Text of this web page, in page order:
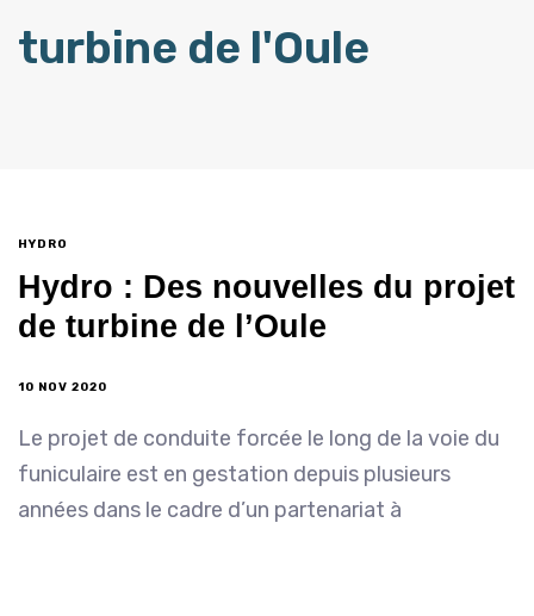
turbine de l'Oule
HYDRO
Hydro : Des nouvelles du projet
de turbine de l’Oule
10 NOV 2020
Le projet de conduite forcée le long de la voie du
funiculaire est en gestation depuis plusieurs
années dans le cadre d’un partenariat à